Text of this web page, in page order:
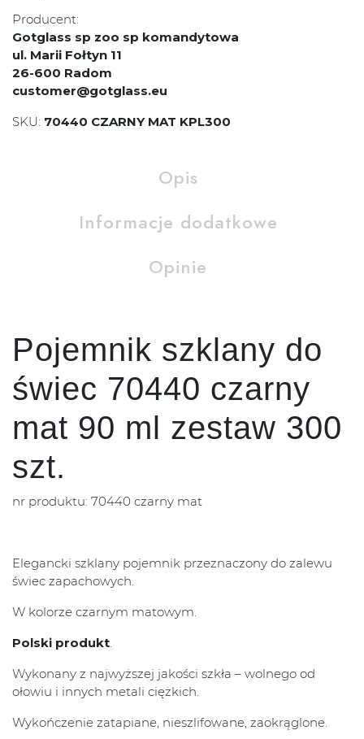
Producent:
Gotglass sp zoo sp komandytowa
ul. Marii Fołtyn 11
26-600 Radom
customer@gotglass.eu
SKU: 70440 CZARNY MAT KPL300
Opis
Informacje dodatkowe
Opinie
Pojemnik szklany do
świec 70440 czarny
mat 90 ml zestaw 300
szt.
nr produktu: 70440 czarny mat
Elegancki szklany pojemnik przeznaczony do zalewu
świec zapachowych.
W kolorze czarnym matowym.
Polski produkt.
Wykonany z najwyższej jakości szkła – wolnego od
ołowiu i innych metali ciężkich.
Wykończenie zatapiane, nieszlifowane, zaokrąglone.